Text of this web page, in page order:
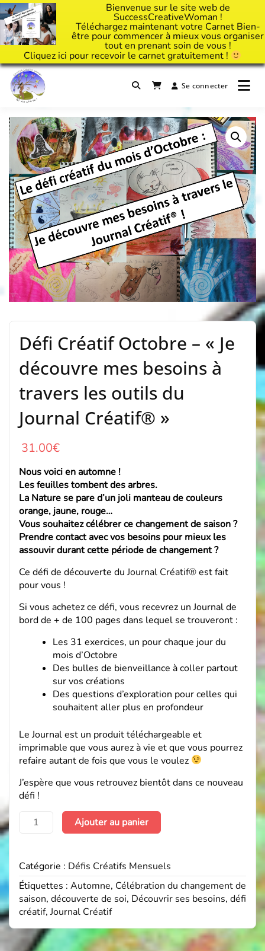
Bienvenue sur le site web de
SuccessCreativeWoman !
Téléchargez maintenant votre Carnet Bien-
être pour commencer à mieux vous organiser
tout en prenant soin de vous !
Cliquez ici pour recevoir le carnet gratuitement !
Passer
contenu
Il est temps d'ART'ivez votre vie !Se connecter
Défi Créatif Octobre – « Je
découvre mes besoins à
travers les outils du
Journal Créatif® »
31.00€
Nous voici en automne !
Les feuilles tombent des arbres.
La Nature se pare d’un joli manteau de couleurs
orange, jaune, rouge…
Vous souhaitez célébrer ce changement de saison ?
Prendre contact avec vos besoins pour mieux les
assouvir durant cette période de changement ?
Ce défi de découverte du Journal Créatif®est fait
pour vous !
Si vous achetez ce défi, vous recevrez un Journal de
bord de + de 100 pages dans lequel se trouveront :
Les 31 exercices, un pour chaque jour du
mois d’Octobre
Des bulles de bienveillance à coller partout
sur vos créations
Des questions d’exploration pour celles qui
souhaitent aller plus en profondeur
Le Journal est un produit téléchargeable et
imprimable que vous aurez à vie et que vous pourrez
refaire autant de fois que vous le voulez
J’espère que vous retrouvez bientôt dans ce nouveau
défi !
quantité
Octobre
-
"Je
découvre
besoins
Ajouter au panier
Catégorie : Défis Créatifs Mensuels
Étiquettes : Automne, Célébration du changement de
saison, découverte de soi, Découvrir ses besoins, défi
créatif, Journal Créatif